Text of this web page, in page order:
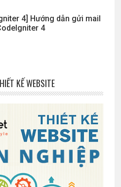
4] Hướng dẫn gửi mail
4
KẾ WEBSITE